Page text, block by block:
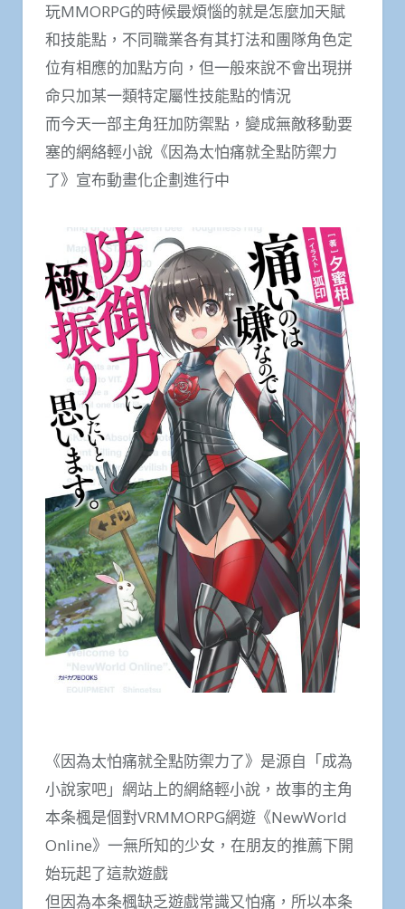
玩MMORPG的時候最煩惱的就是怎麼加天賦
和技能點，不同職業各有其打法和團隊角色定
位有相應的加點方向，但一般來說不會出現拼
命只加某一類特定屬性技能點的情況
而今天一部主角狂加防禦點，變成無敵移動要
塞的網絡輕小說《因為太怕痛就全點防禦力
了》宣布動畫化企劃進行中
《因為太怕痛就全點防禦力了》是源自「成為
小說家吧」網站上的網絡輕小說，故事的主角
本条楓是個對VRMMORPG網遊《NewWorld
Online》一無所知的少女，在朋友的推薦下開
始玩起了這款遊戲
但因為本条楓缺乏遊戲常識又怕痛，所以本条